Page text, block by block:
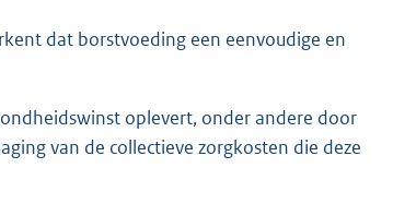
dat borstvoeding een eenvoudige en
oplevert, onder andere door
van de collectieve zorgkosten die deze